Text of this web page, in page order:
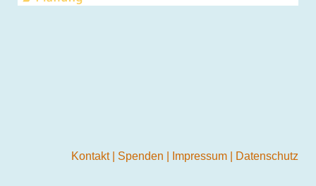
Kontakt Spenden Impressum Datenschutz